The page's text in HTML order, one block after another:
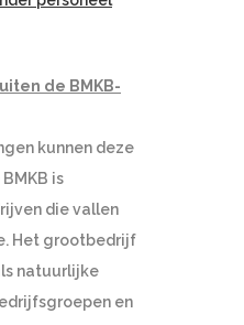
de BMKB-
kunnen deze
is
die vallen
Het grootbedrijf
natuurlijke
en